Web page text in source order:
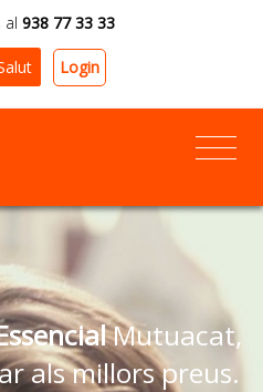
al 938 77 33 33
Login
Mutuacat,
als millors preus.